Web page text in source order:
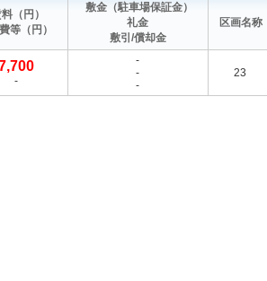
（円）
等（円）
敷金（駐車場保証金）
礼金
敷引/償却金
区画名称
-
-
-
-
23